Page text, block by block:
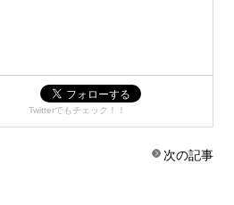
Twitterでもチェック！！
次の記事